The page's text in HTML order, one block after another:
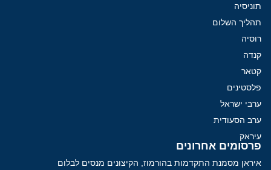
תוניסיה
תהליך השלום
רוסיה
קנדה
קטאר
פלסטינים
ערבי ישראל
ערב הסעודית
עיראק
פרסומים אחרונים
איראן מסמנת התקדמות בהורמוז, הקיצונים מנסים לבלום